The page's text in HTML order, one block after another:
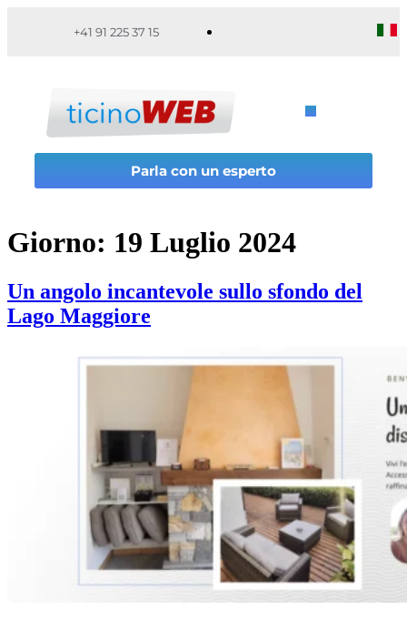
+41 91 225 37 15
Parla con un esperto
Giorno: 19 Luglio 2024
Un angolo incantevole sullo sfondo del
Lago Maggiore